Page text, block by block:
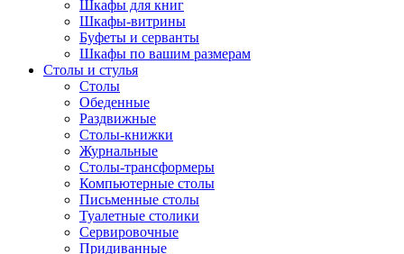
Шкафы для книг
Шкафы-витрины
Буфеты и серванты
Шкафы по вашим размерам
Столы и стулья
Столы
Обеденные
Раздвижные
Столы-книжки
Журнальные
Столы-трансформеры
Компьютерные столы
Письменные столы
Туалетные столики
Сервировочные
Придиванные